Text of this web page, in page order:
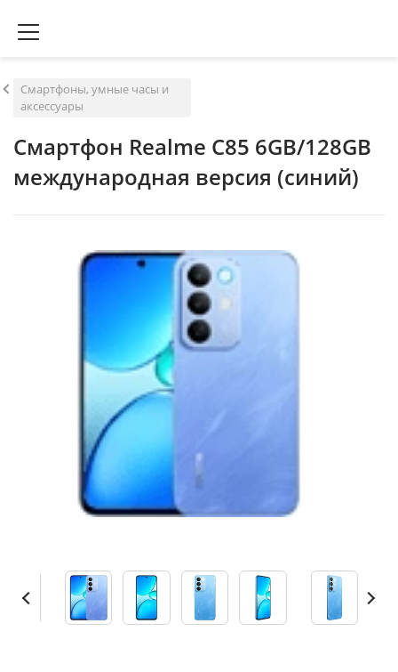
Смартфоны, умные часы и
аксессуары
Смартфон Realme C85 6GB/128GB
международная версия (синий)